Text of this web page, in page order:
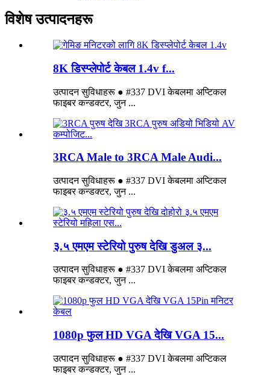
विशेष उत्पादनहरू
8K डिस्प्लेपोर्ट केबल 1.4v f...
उत्पादन सुविधाहरू ● #337 DVI केबलमा अप्टिकल
फाइबर कन्डक्टर, जुन ...
3RCA Male to 3RCA Male Audi...
उत्पादन सुविधाहरू ● #337 DVI केबलमा अप्टिकल
फाइबर कन्डक्टर, जुन ...
३.५ एमएम स्टेरियो पुरुष देखि डुअल ३...
उत्पादन सुविधाहरू ● #337 DVI केबलमा अप्टिकल
फाइबर कन्डक्टर, जुन ...
1080p फुल HD VGA देखि VGA 15...
उत्पादन सुविधाहरू ● #337 DVI केबलमा अप्टिकल
फाइबर कन्डक्टर, जुन ...